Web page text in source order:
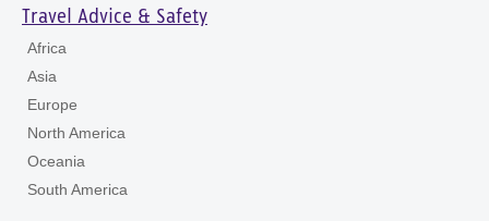
Travel Advice & Safety
Africa
Asia
Europe
North America
Oceania
South America